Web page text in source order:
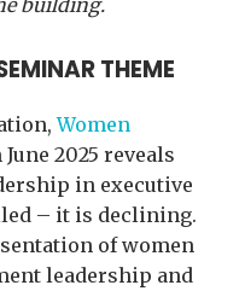
building.
THEME
Women
2025 reveals
in executive
– it is declining.
of women
leadership and